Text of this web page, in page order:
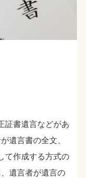
証書遺言などがあ
遺言書の全文、
て作成する方式の
遺言者が遺言の